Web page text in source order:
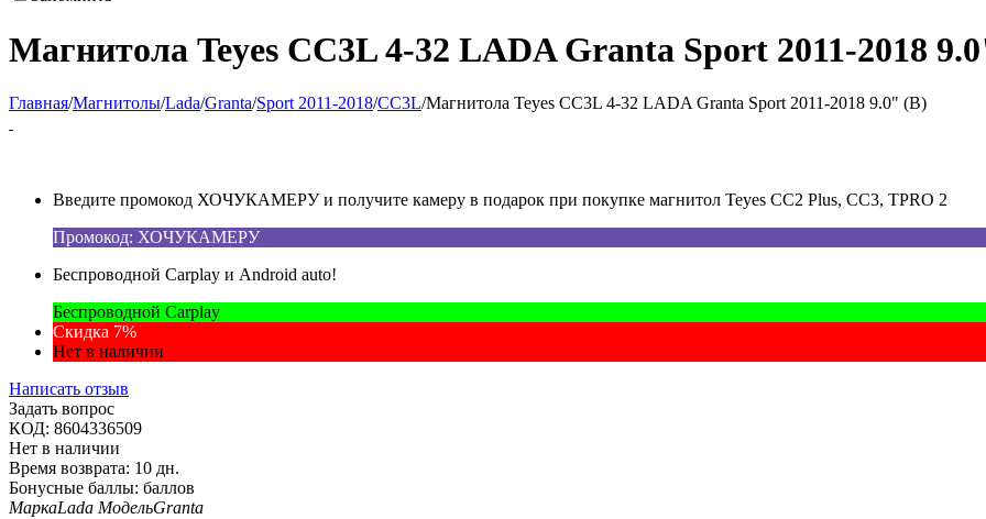
Магнитола Teyes CC3L 4-32 LADA Granta Sport 2011-2018
Главная/Магнитолы/Lada/Granta/Sport 2011-2018/CC3L/Магнитола Teyes CC3L 4-32 LADA Granta Sport 2011-2018 9.0" (B)
Введите промокод ХОЧУКАМЕРУ и получите камеру в подарок при покупке магнитол Teyes CC2 Plus, CC3, TPRO 2
Промокод: ХОЧУКАМЕРУ
Беспроводной Carplay и Android auto!
Беспроводной Carplay
Скидка 7%
Нет в наличии
Написать отзыв
Задать вопрос
КОД: 8604336509
Нет в наличии
Время возврата: 10 дн.
Бонусные баллы: баллов
МаркаLada МодельGranta